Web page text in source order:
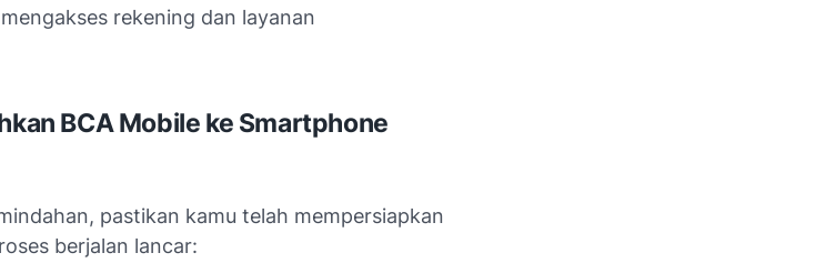
rekening dan layanan
BCA Mobile ke Smartphone
pastikan kamu telah mempersiapkan
berjalan lancar: